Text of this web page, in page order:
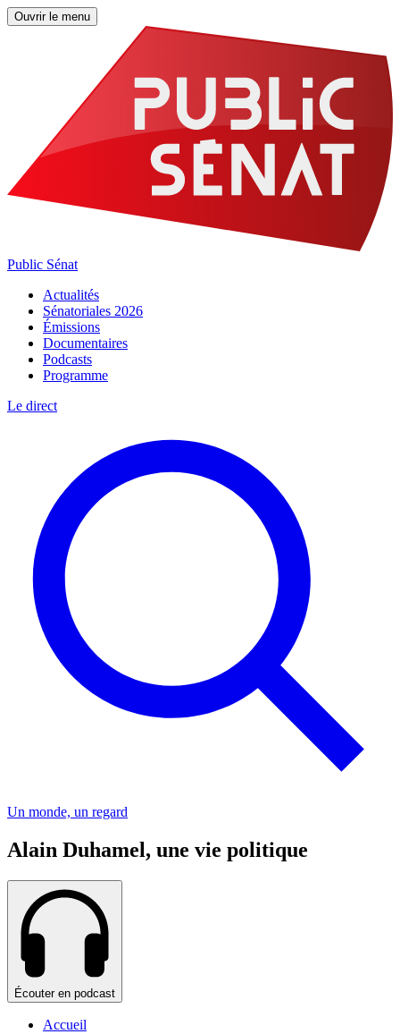
Ouvrir le menu
Public Sénat
Actualités
Sénatoriales 2026
Émissions
Documentaires
Podcasts
Programme
Le direct
Un monde, un regard
Alain Duhamel, une vie politique
Écouter en podcast
Accueil